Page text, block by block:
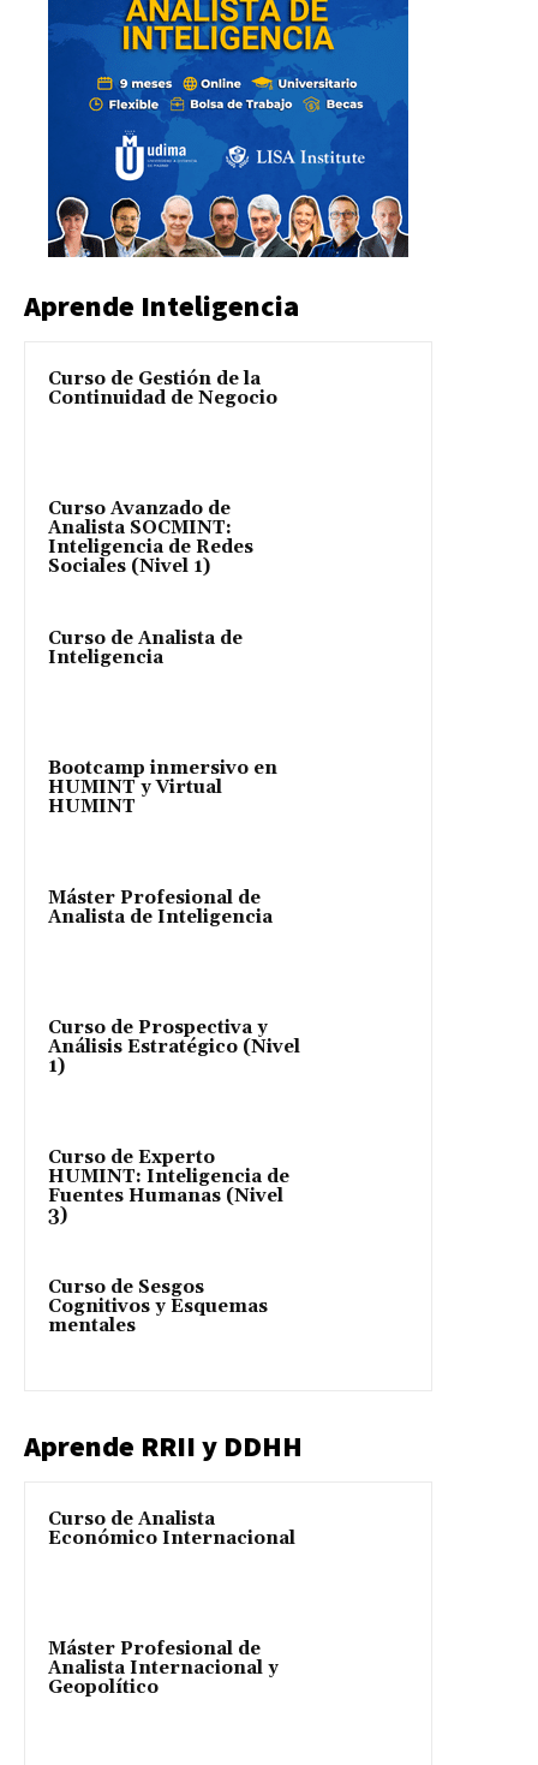
Aprende Inteligencia
Curso de Gestión de la
Continuidad de Negocio
Curso Avanzado de
Analista SOCMINT:
Inteligencia de Redes
Sociales (Nivel 1)
Curso de Analista de
Inteligencia
Bootcamp inmersivo en
HUMINT y Virtual
HUMINT
Máster Profesional de
Analista de Inteligencia
Curso de Prospectiva y
Análisis Estratégico (Nivel
1)
Curso de Experto
HUMINT: Inteligencia de
Fuentes Humanas (Nivel
3)
Curso de Sesgos
Cognitivos y Esquemas
mentales
Aprende RRII y DDHH
Curso de Analista
Económico Internacional
Máster Profesional de
Analista Internacional y
Geopolítico